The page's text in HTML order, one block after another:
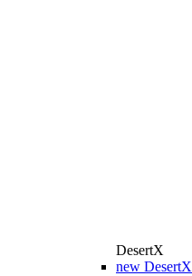
DesertX
new DesertX